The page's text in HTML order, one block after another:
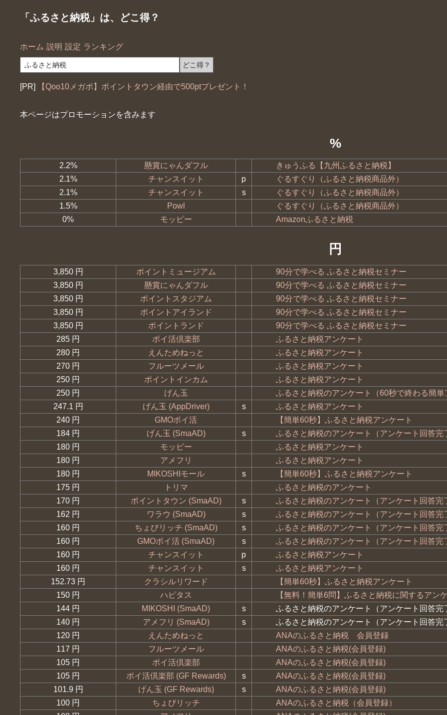
「ふるさと納税」は、どこ得？
ホーム 説明 設定 ランキング
[PR] 【Qoo10メガポ】ポイントタウン経由で500ptプレゼント！
本ページはプロモーションを含みます
%
2.2% 懸賞にゃんダフル
きゅうふる【九州ふるさと納税】
2.1%
チャンスイット p
ぐるすぐり（ふるさと納税商品外）
2.1%
チャンスイット s
ぐるすぐり（ふるさと納税商品外）
1.5%
Powl
ぐるすぐり（ふるさと納税商品外）
0%
モッピー Amazonふるさと納税
円
3,850 円 ポイントミュージアム
90分で学べる ふるさと納税セミナー
3,850 円
懸賞にゃんダフル
90分で学べる ふるさと納税セミナー
3,850 円
ポイントスタジアム
90分で学べる ふるさと納税セミナー
3,850 円
ポイントアイランド
90分で学べる ふるさと納税セミナー
3,850 円
ポイントランド
90分で学べる ふるさと納税セミナー
285 円
ポイ活倶楽部
ふるさと納税アンケート
280 円
えんためねっと
ふるさと納税アンケート
270 円
フルーツメール
ふるさと納税アンケート
250 円
ポイントインカム
ふるさと納税アンケート
250 円
げん玉
ふるさと納税のアンケート（60秒で終わる簡単
247.1 円
げん玉 (AppDriver) s
ふるさと納税アンケート
240 円
GMOポイ活
【簡単60秒】ふるさと納税アンケート
184 円
げん玉 (SmaAD) s
ふるさと納税のアンケート（アンケート回答完
180 円
モッピー
ふるさと納税アンケート
180 円
アメフリ
ふるさと納税アンケート
180 円
MIKOSHIモール s
【簡単60秒】ふるさと納税アンケート
175 円
トリマ
ふるさと納税のアンケート
170 円
ポイントタウン (SmaAD) s
ふるさと納税のアンケート（アンケート回答完
162 円
ワラウ (SmaAD) s
ふるさと納税のアンケート（アンケート回答完
160 円
ちょびリッチ (SmaAD) s
ふるさと納税のアンケート（アンケート回答完
160 円
GMOポイ活 (SmaAD) s
ふるさと納税のアンケート（アンケート回答完
160 円
チャンスイット p
ふるさと納税アンケート
160 円
チャンスイット s
ふるさと納税アンケート
152.73 円
クラシルリワード
【簡単60秒】ふるさと納税アンケート
150 円
ハピタス
【無料！簡単6問】ふるさと納税に関するアン
144 円
MIKOSHI (SmaAD) s
ふるさと納税のアンケート（アンケート回答完
140 円
アメフリ (SmaAD) s
ふるさと納税のアンケート（アンケート回答完
120 円
えんためねっと
ANAのふるさと納税 会員登録
117 円
フルーツメール
ANAのふるさと納税(会員登録)
105 円
ポイ活倶楽部
ANAのふるさと納税(会員登録)
105 円
ポイ活倶楽部 (GF Rewards) s
ANAのふるさと納税(会員登録)
101.9 円
げん玉 (GF Rewards) s
ANAのふるさと納税(会員登録)
100 円
ちょびリッチ
ANAのふるさと納税（会員登録）